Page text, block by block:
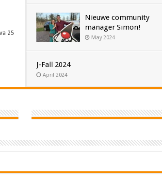
25
Nieuwe community
manager Simon!
May 2024
J-Fall 2024
April 2024